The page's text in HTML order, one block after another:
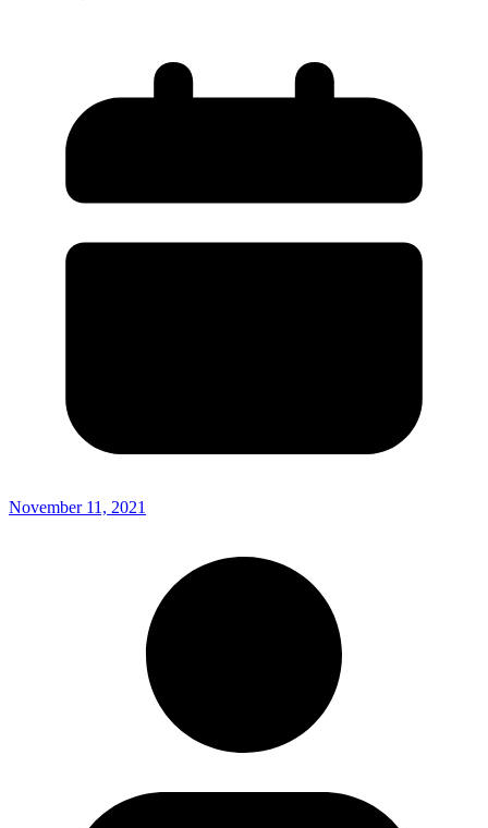
November 11, 2021